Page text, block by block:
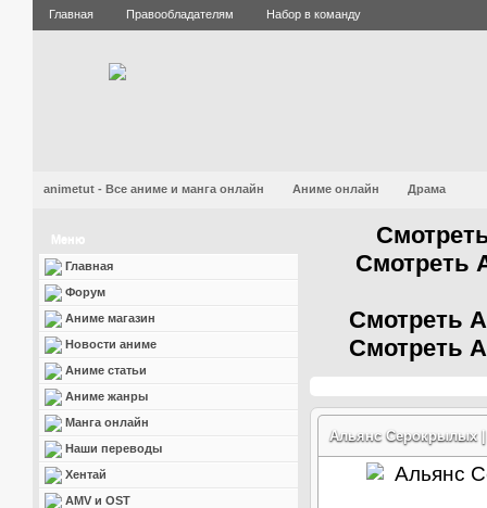
Главная Правообладателям Набор в команду
animetut - Все аниме и манга онлайн Аниме онлайн Драма
Меню
Главная
Форум
Аниме магазин
Новости аниме
Аниме статьи
Аниме жанры
Манга онлайн
Наши переводы
Хентай
AMV и OST
Смотреть
Смотреть
Смотреть
Альянс Серокрылых |